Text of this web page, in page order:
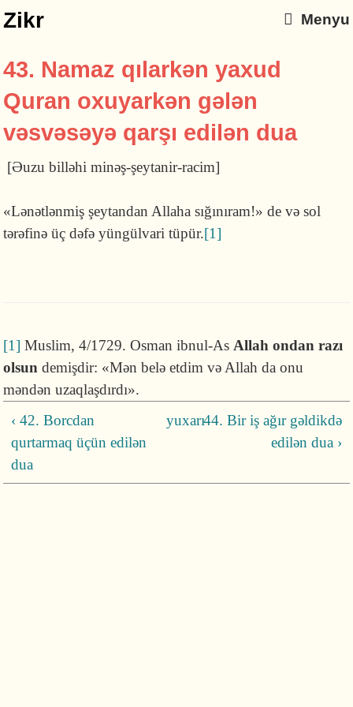
Zikr Menyu
43. Namaz qılarkən yaxud
Quran oxu­yarkən gələn
vəsvəsəyə qarşı edilən dua
[Əuzu billəhi minəş-şeytanir-racim]
«Lənətlənmiş şeytandan Allaha sığını­ram!» de və sol
tərəfinə üç dəfə yüngülvari tü­pür.[1]
[1] Muslim, 4/1729. Osman ibnul-As Allah ondan razı
olsun demiş­dir: «Mən belə etdim və Allah da onu
məndən uzaqlaşdır­dı».
‹ 42. Borcdan
qurtarmaq üçün edilən
dua
yuxarı44. Bir iş ağır gəldikdə
edilən dua ›